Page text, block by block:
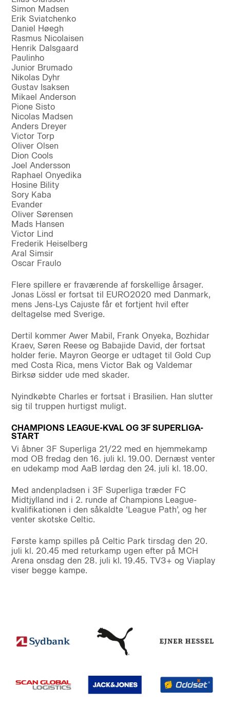
Simon Madsen
Erik Sviatchenko
Daniel Høegh
Rasmus Nicolaisen
Henrik Dalsgaard
Paulinho
Junior Brumado
Nikolas Dyhr
Gustav Isaksen
Mikael Anderson
Pione Sisto
Nicolas Madsen
Anders Dreyer
Victor Torp
Oliver Olsen
Dion Cools
Joel Andersson
Raphael Onyedika
Hosine Bility
Sory Kaba
Evander
Oliver Sørensen
Mads Hansen
Victor Lind
Frederik Heiselberg
Aral Simsir
Oscar Fraulo
Flere spillere er fraværende af forskellige årsager.
Jonas Lössl er fortsat til EURO2020 med Danmark,
mens Jens-Lys Cajuste får et fortjent hvil efter
deltagelse med Sverige.
Dertil kommer Awer Mabil, Frank Onyeka, Bozhidar
Kraev, Søren Reese og Babajide David, der fortsat
holder ferie. Mayron George er udtaget til Gold Cup
med Costa Rica, mens Victor Bak og Valdemar
Birksø sidder ude med skader.
Nyindkøbte Charles er fortsat i Brasilien. Han slutter
sig til truppen hurtigst muligt.
CHAMPIONS LEAGUE-KVAL OG 3F SUPERLIGA-
START
Vi åbner 3F Superliga 21/22 med en hjemmekamp
mod OB fredag den 16. juli kl. 19.00. Dernæst venter
en udekamp mod AaB lørdag den 24. juli kl. 18.00.
Med andenpladsen i 3F Superliga træder FC
Midtjylland ind i 2. runde af Champions League-
kvalifikationen i den såkaldte ‘League Path’, og her
venter skotske Celtic.
Første kamp spilles på Celtic Park tirsdag den 20.
juli kl. 20.45 med returkamp ugen efter på MCH
Arena onsdag den 28. juli kl. 19.45. TV3+ og Viaplay
viser begge kampe.